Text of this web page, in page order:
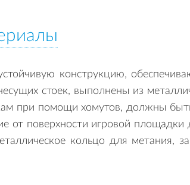
конструкцию,
стоек, выполнены из
при помощи хомутов, должны
от поверхности игровой
кольцо для метания,